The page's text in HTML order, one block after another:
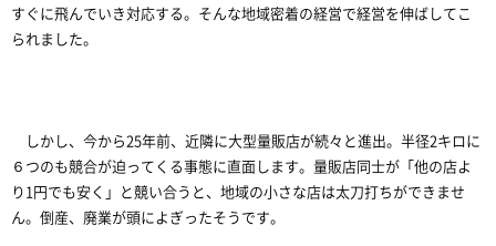
すぐに飛んでいき対応する。そんな地域密着の経営で経営を伸ばしてこ
られました。
しかし、今から25年前、近隣に大型量販店が続々と進出。半径2キロに
６つのも競合が迫ってくる事態に直面します。量販店同士が「他の店よ
り1円でも安く」と競い合うと、地域の小さな店は太刀打ちができませ
ん。倒産、廃業が頭によぎったそうです。